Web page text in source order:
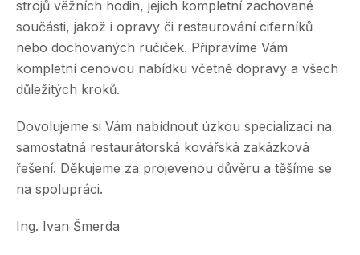
strojů věžních hodin, jejich kompletní zachované
součásti, jakož i opravy či restaurování ciferníků
nebo dochovaných ručiček. Připravíme Vám
kompletní cenovou nabídku včetně dopravy a všech
důležitých kroků.
Dovolujeme si Vám nabídnout úzkou specializaci na
samostatná restaurátorská kovářská zakázková
řešení. Děkujeme za projevenou důvěru a těšíme se
na spolupráci.
Ing. Ivan Šmerda